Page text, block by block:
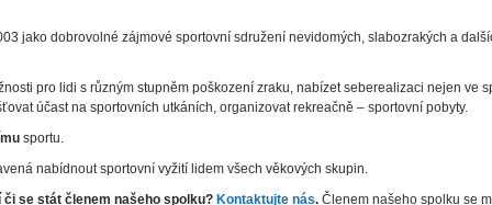
jako dobrovolné zájmové sportovní sdružení nevidomých, slabozrakých a
pro lidi s různým stupněm poškození zraku, nabízet seberealizaci nejen ve
účast na sportovních utkáních, organizovat rekreačně – sportovní pobyty.
sportu.
nabídnout sportovní vyžití lidem všech věkových skupin.
se stát členem našeho spolku? Kontaktujte nás. Členem našeho spolku se